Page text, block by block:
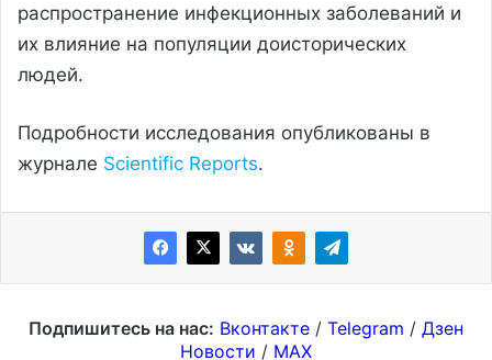
распространение инфекционных заболеваний и
их влияние на популяции доисторических
людей.
Подробности исследования опубликованы в
журнале Scientific Reports.
Подпишитесь на нас: Вконтакте / Telegram / Дзен
Новости / MAX